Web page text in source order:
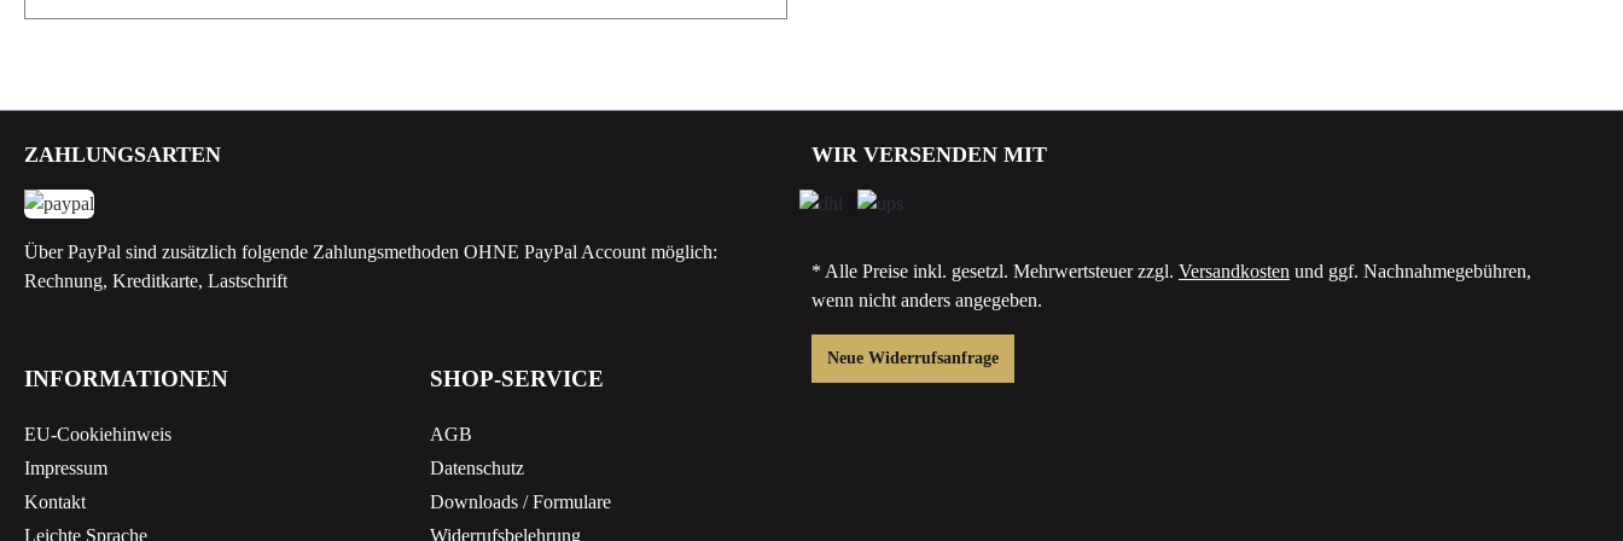
ZAHLUNGSARTEN
Über PayPal sind zusätzlich folgende Zahlungsmethoden OHNE PayPal Account möglich:
Rechnung, Kreditkarte, Lastschrift
WIR VERSENDEN MIT
* Alle Preise inkl. gesetzl. Mehrwertsteuer zzgl. Versandkosten und ggf. Nachnahmegebühren,
wenn nicht anders angegeben.
Neue Widerrufsanfrage
INFORMATIONEN
EU-Cookiehinweis
Impressum
Kontakt
Leichte Sprache
SHOP-SERVICE
AGB
Datenschutz
Downloads / Formulare
Widerrufsbelehrung